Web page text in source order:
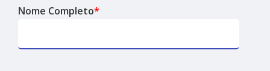
Nome Completo*